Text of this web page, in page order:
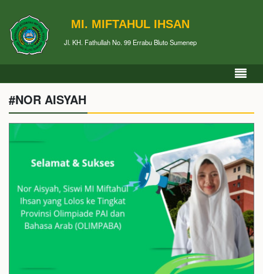
MI. MIFTAHUL IHSAN
Jl. KH. Fathullah No. 99 Errabu Bluto Sumenep
#NOR AISYAH